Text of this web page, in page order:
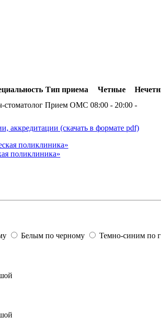
Тип приема Четные
стоматолог Прием ОМС 08:00 - 20:00 -
аккредитации (скачать в формате pdf)
поликлиника»
Белым по черному Темно-синим по